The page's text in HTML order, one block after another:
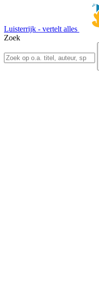
Luisterrijk - vertelt alles
Zoek